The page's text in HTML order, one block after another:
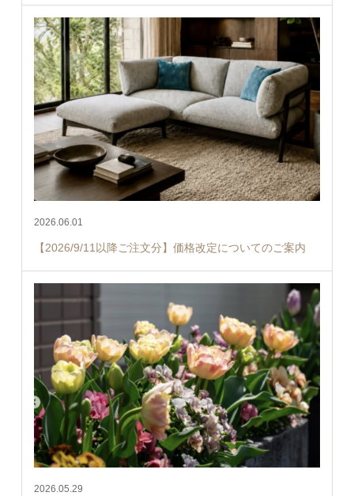
2026.06.01
【2026/9/11以降ご注文分】価格改定についてのご案内
2026.05.29